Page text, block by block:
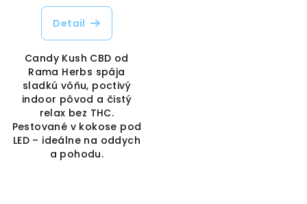
Detail
Candy Kush CBD od
Rama Herbs spája
sladkú vôňu, poctivý
indoor pôvod a čistý
relax bez THC.
Pestované v kokose pod
LED – ideálne na oddych
a pohodu.